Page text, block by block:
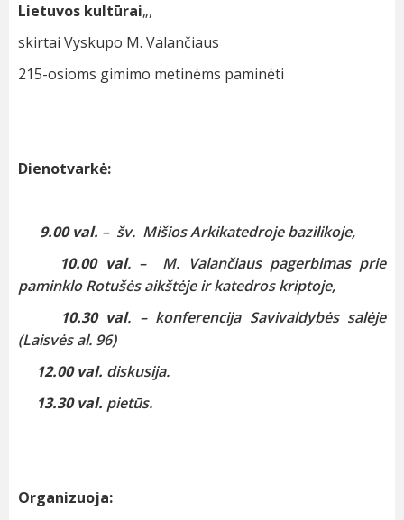
Lietuvos kultūrai„,
skirtai Vyskupo M. Valančiaus
215-osioms gimimo metinėms paminėti
Dienotvarkė:
9.00 val. – šv. Mišios Arkikatedroje bazilikoje,
10.00 val. – M. Valančiaus pagerbimas prie
paminklo Rotušės aikštėje ir katedros kriptoje,
10.30 val. – konferencija Savivaldybės salėje
(Laisvės al. 96)
12.00 val. diskusija.
13.30 val. pietūs.
Organizuoja: